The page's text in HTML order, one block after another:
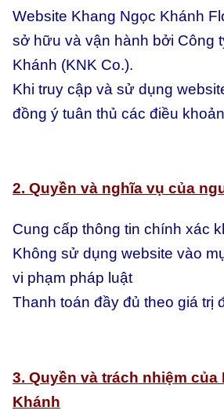
Website Khang Ngọc Khánh
sở hữu và vận hành bởi Công
Khánh (KNK Co.).
Khi truy cập và sử dụng
đồng ý tuân thủ các điều
2. Quyền và nghĩa vụ của
Cung cấp thông tin chính xác
Không sử dụng website vào
vi phạm pháp luật
Thanh toán đầy đủ theo giá trị
3. Quyền và trách nhiệm của
Khánh